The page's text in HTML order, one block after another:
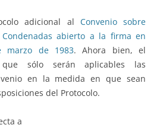
adicional al Convenio sobre
abierto a la firma en
marzo de 1983. Ahora bien, el
que sólo serán aplicables las
en la medida en que sean
del Protocolo.
a